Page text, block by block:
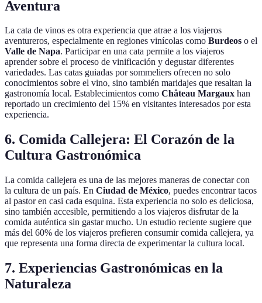
Aventura
La cata de vinos es otra experiencia que atrae a los viajeros
aventureros, especialmente en regiones vinícolas como Burdeos o el
Valle de Napa. Participar en una cata permite a los viajeros
aprender sobre el proceso de vinificación y degustar diferentes
variedades. Las catas guiadas por sommeliers ofrecen no solo
conocimientos sobre el vino, sino también maridajes que resaltan la
gastronomía local. Establecimientos como Château Margaux han
reportado un crecimiento del 15% en visitantes interesados por esta
experiencia.
6. Comida Callejera: El Corazón de la
Cultura Gastronómica
La comida callejera es una de las mejores maneras de conectar con
la cultura de un país. En Ciudad de México, puedes encontrar tacos
al pastor en casi cada esquina. Esta experiencia no solo es deliciosa,
sino también accesible, permitiendo a los viajeros disfrutar de la
comida auténtica sin gastar mucho. Un estudio reciente sugiere que
más del 60% de los viajeros prefieren consumir comida callejera, ya
que representa una forma directa de experimentar la cultura local.
7. Experiencias Gastronómicas en la
Naturaleza